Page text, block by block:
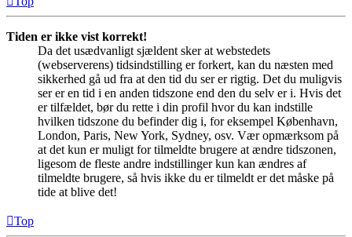
Tiden er ikke vist korrekt!
Da det usædvanligt sjældent sker at webstedets
(webserverens) tidsindstilling er forkert, kan du næsten med
sikkerhed gå ud fra at den tid du ser er rigtig. Det du muligvis
ser er en tid i en anden tidszone end den du selv er i. Hvis det
er tilfældet, bør du rette i din profil hvor du kan indstille
hvilken tidszone du befinder dig i, for eksempel København,
London, Paris, New York, Sydney, osv. Vær opmærksom på
at det kun er muligt for tilmeldte brugere at ændre tidszonen,
ligesom de fleste andre indstillinger kun kan ændres af
tilmeldte brugere, så hvis ikke du er tilmeldt er det måske på
tide at blive det!
Top